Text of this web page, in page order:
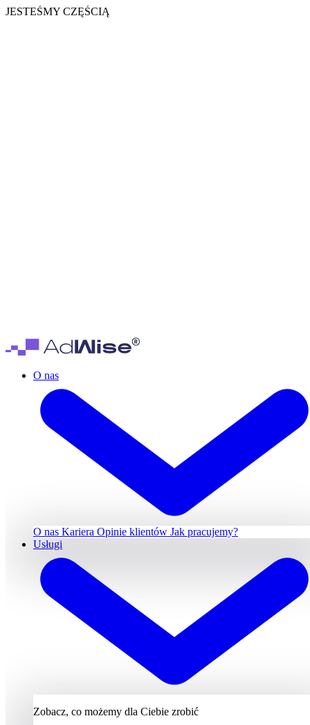
JESTEŚMY CZĘŚCIĄ
O nas
O nas Kariera Opinie klientów Jak pracujemy?
Usługi
Zobacz, co możemy dla Ciebie zrobić